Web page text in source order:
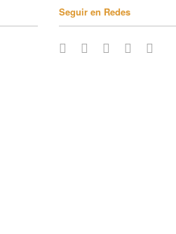
Seguir en Redes